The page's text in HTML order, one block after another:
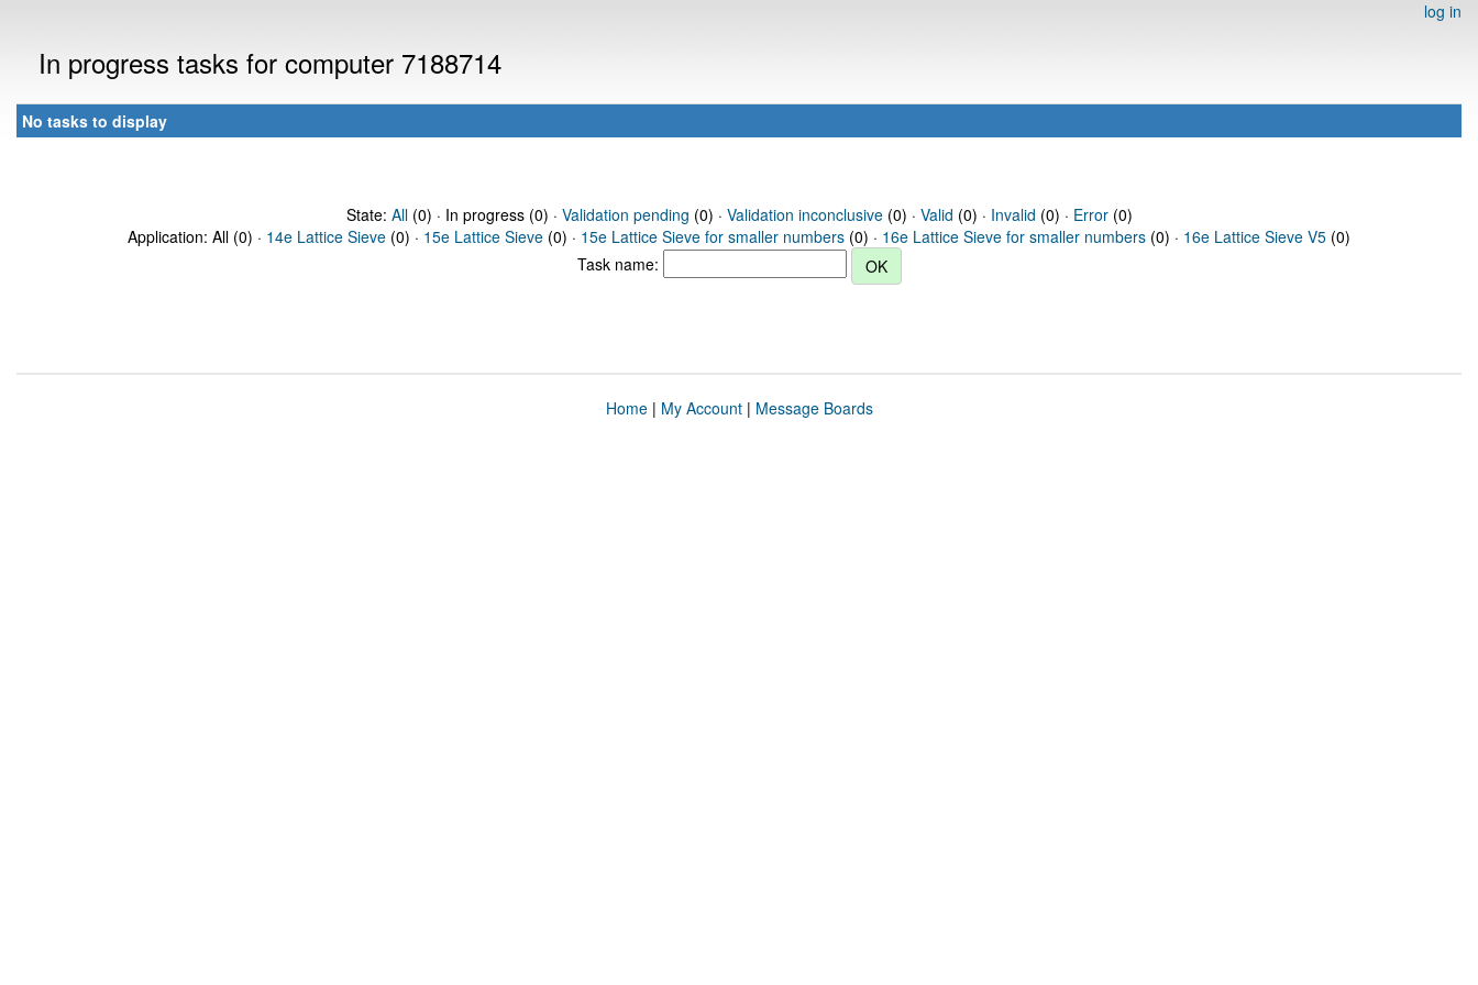
log in
In progress tasks for computer 7188714
No tasks to display
State: All(0) · In progress (0) · Validation pending (0) · Validation inconclusive(0) · Valid (0) · Invalid (0) · Error(0)
Application: All (0) · 14e Lattice Sieve (0) · 15e Lattice Sieve (0) · 15e Lattice Sieve for smaller numbers (0) · 16e Lattice Sieve for smaller numbers (0) · 16e Lattice Sieve V5 (0)
Task name:
Home| My Account| Message Boards